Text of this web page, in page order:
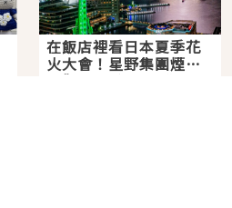
在飯店裡看日本夏季花
火大會！星野集團煙火
景觀飯店6選，讓你不用